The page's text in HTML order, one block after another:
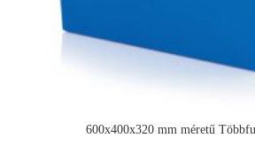
600x400x320 mm méretű